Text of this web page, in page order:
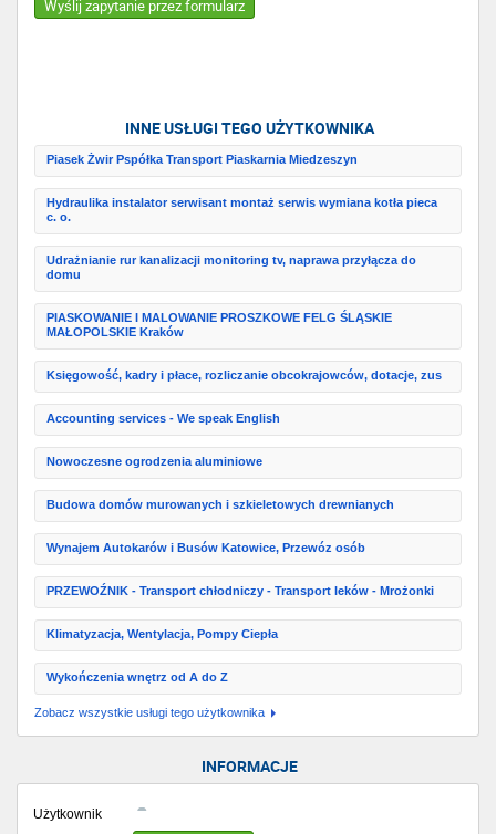
Wyślij zapytanie przez formularz
INNE USŁUGI TEGO UŻYTKOWNIKA
Piasek Żwir Pspółka Transport Piaskarnia Miedzeszyn
Hydraulika instalator serwisant montaż serwis wymiana kotła pieca
c. o.
Udrażnianie rur kanalizacji monitoring tv, naprawa przyłącza do
domu
PIASKOWANIE I MALOWANIE PROSZKOWE FELG ŚLĄSKIE
MAŁOPOLSKIE Kraków
Księgowość, kadry i płace, rozliczanie obcokrajowców, dotacje, zus
Accounting services - We speak English
Nowoczesne ogrodzenia aluminiowe
Budowa domów murowanych i szkieletowych drewnianych
Wynajem Autokarów i Busów Katowice, Przewóz osób
PRZEWOŹNIK - Transport chłodniczy - Transport leków - Mrożonki
Klimatyzacja, Wentylacja, Pompy Ciepła
Wykończenia wnętrz od A do Z
Zobacz wszystkie usługi tego użytkownika
INFORMACJE
Użytkownik